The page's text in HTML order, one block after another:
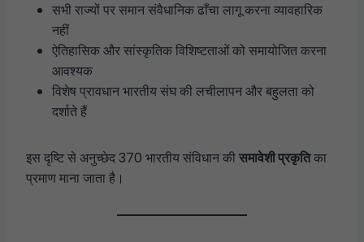
सभी राज्यों पर समान संवैधानिक ढाँचा लागू करना व्यावहारिक
नहीं
ऐतिहासिक और सांस्कृतिक विशिष्टताओं को समायोजित करना
आवश्यक
विशेष प्रावधान भारतीय संघ की लचीलापन और बहुलता को
दर्शाते हैं
इस दृष्टि से अनुच्छेद 370 भारतीय संविधान कीसमावेशी प्रकृतिका
प्रमाण माना जाता है।